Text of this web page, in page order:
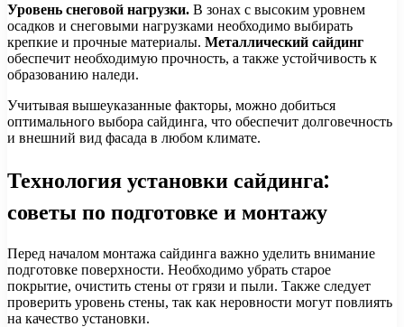
Уровень снеговой нагрузки. В зонах с высоким уровнем
осадков и снеговыми нагрузками необходимо выбирать
крепкие и прочные материалы. Металлический сайдинг
обеспечит необходимую прочность, а также устойчивость к
образованию наледи.
Учитывая вышеуказанные факторы, можно добиться
оптимального выбора сайдинга, что обеспечит долговечность
и внешний вид фасада в любом климате.
Технология установки сайдинга:
советы по подготовке и монтажу
Перед началом монтажа сайдинга важно уделить внимание
подготовке поверхности. Необходимо убрать старое
покрытие, очистить стены от грязи и пыли. Также следует
проверить уровень стены, так как неровности могут повлиять
на качество установки.